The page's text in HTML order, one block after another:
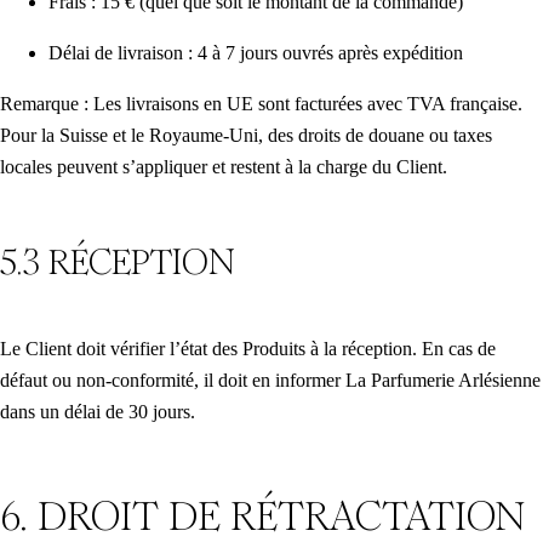
Délai de livraison : 4 à 7 jours ouvrés après expédition
Remarque : Les livraisons en UE sont facturées avec TVA française.
Pour la Suisse et le Royaume-Uni, des droits de douane ou taxes
locales peuvent s’appliquer et restent à la charge du Client.
5.3 RÉCEPTION
Le Client doit vérifier l’état des Produits à la réception. En cas de
défaut ou non-conformité, il doit en informer La Parfumerie Arlésienne
dans un délai de 30 jours.
6. DROIT DE RÉTRACTATION